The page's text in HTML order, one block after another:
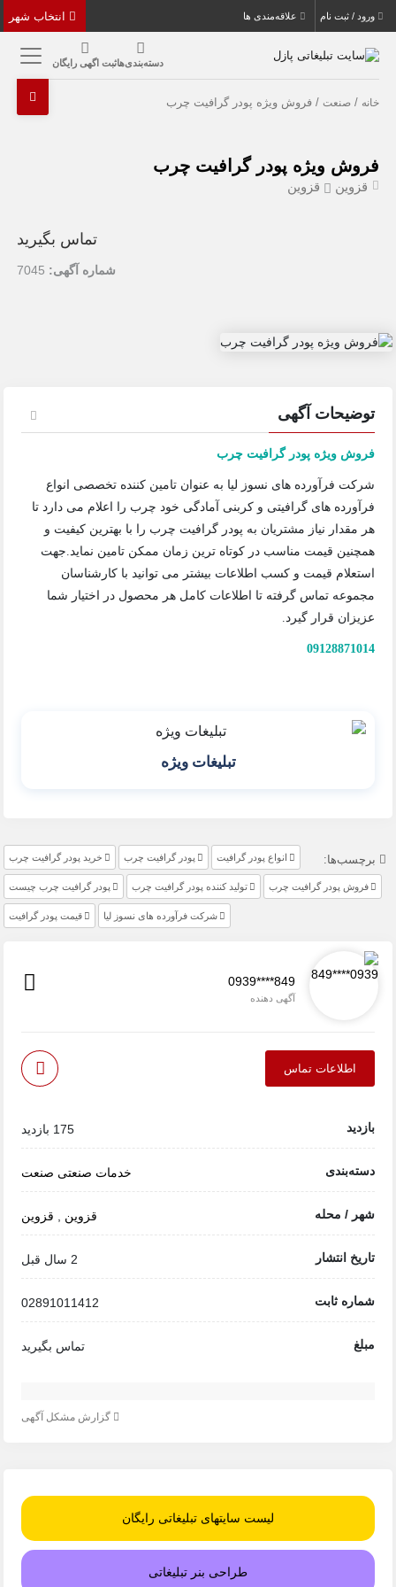
ورود / ثبت نام علاقه‌مندی ها
دسته‌بندی‌هاثبت اگهی رایگان
خانه /صنعت / فروش ویژه پودر گرافیت چرب
فروش ویژه پودر گرافیت چرب
قزوین قزوین
تماس بگیرید
شماره آگهی: 7045
توضیحات آگهی
فروش ویژه پودر گرافیت چرب
شرکت فرآورده های نسوز لیا به عنوان تامین کننده تخصصی انواع
فرآورده های گرافیتی و کربنی آمادگی خود چرب را اعلام می دارد تا
هر مقدار نیاز مشتریان به پودر گرافیت چرب را با بهترین کیفیت و
همچنین قیمت مناسب در کوتاه ترین زمان ممکن تامین نماید.جهت
استعلام قیمت و کسب اطلاعات بیشتر می توانید با کارشناسان
مجموعه تماس گرفته تا اطلاعات کامل هر محصول در اختیار شما
عزیزان قرار گیرد.
09128871014
تبلیغات ویژه
برچسب‌ها: انواع پودر گرافیت‌ پودر گرافیت چرب خرید پودر گرافیت چرب
فروش پودر گرافیت چرب تولید کننده پودر گرافیت‌ چرب پودر گرافیت چرب چیست
شرکت فرآورده های نسوز لیا قیمت پودر گرافیت
0939****849
آگهی دهنده
اطلاعات تماس
بازدید 175 بازدید
دسته‌بندی خدمات صنعتی صنعت
شهر / محله قزوین قزوین
تاریخ انتشار 2 سال قبل
شماره ثابت 02891011412
مبلغ تماس بگیرید
گزارش مشکل آگهی
لیست سایتهای تبلیغاتی رایگان
طراحی بنر تبلیغاتی